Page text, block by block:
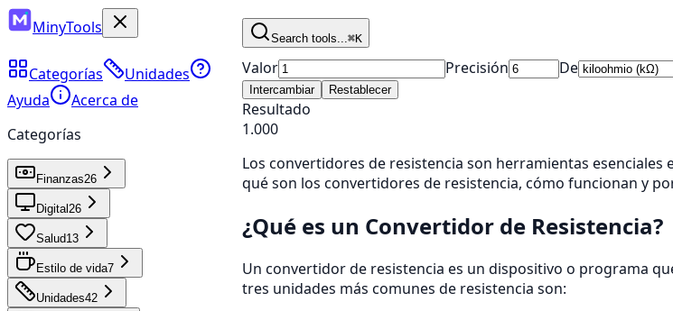
Search tools... ⌘K
Valor Precisión De
Intercambiar Restablecer
Resultado
1.000
Los convertidores de resistencia son herramientas
qué son los convertidores de resistencia, cómo funcionan y
¿Qué es un Convertidor de Resistencia?
Un convertidor de resistencia es un dispositivo o programa
tres unidades más comunes de resistencia son:
MinyTools
Categorías
Unidades
Ayuda
Acerca de
Categorías
Finanzas26
Digital26
Salud13
Estilo de vida7
Unidades42